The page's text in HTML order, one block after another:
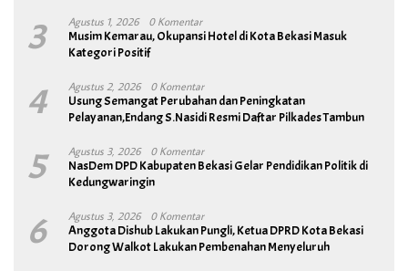
3 Agustus 1, 2026 0 Komentar
Musim Kemarau, Okupansi Hotel di Kota Bekasi Masuk
Kategori Positif
4 Agustus 2, 2026 0 Komentar
Usung Semangat Perubahan dan Peningkatan
Pelayanan,Endang S.Nasidi Resmi Daftar Pilkades Tambun
5 Agustus 3, 2026 0 Komentar
NasDem DPD Kabupaten Bekasi Gelar Pendidikan Politik di
Kedungwaringin
6 Agustus 3, 2026 0 Komentar
Anggota Dishub Lakukan Pungli, Ketua DPRD Kota Bekasi
Dorong Walkot Lakukan Pembenahan Menyeluruh